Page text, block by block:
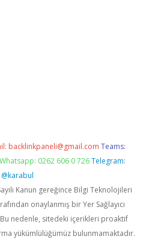
backlinkpaneli@gmail.com Teams:
Whatsapp: 0262 606 0 726 Telegram:
@karabul
Kanun gereğince Bilgi Teknolojileri
onaylanmış bir Yer Sağlayıcı
nedenle, sitedeki içerikleri proaktif
yükümlülüğümüz bulunmamaktadır.